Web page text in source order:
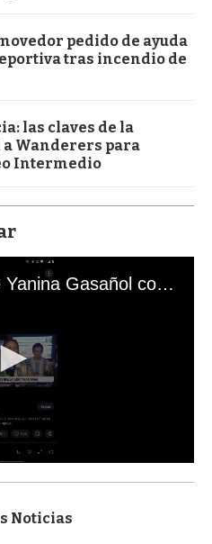
pedido de ayuda
tras incendio de
las claves de la
Wanderers para
Intermedio
El mal momento de Yanina Gasañol con un hincha argentino en "Subrayado"
Noticias